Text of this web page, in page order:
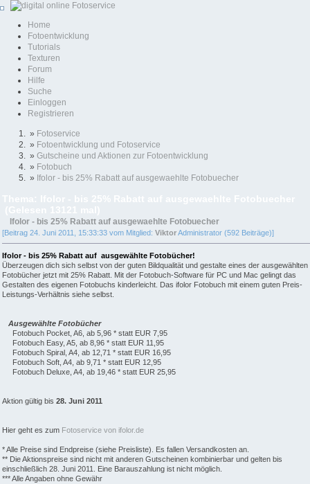
Home
Fotoentwicklung
Tutorials
Texturen
Forum
Hilfe
Suche
Einloggen
Registrieren
» Fotoservice
» Fotoentwicklung und Fotoservice
» Gutscheine und Aktionen zur Fotoentwicklung
» Fotobuch
» Ifolor - bis 25% Rabatt auf ausgewaehlte Fotobuecher
Ifolor - bis 25% Rabatt auf ausgewaehlte Fotobuecher
[Beitrag 24. Juni 2011, 15:33:33 vom Mitglied: ViktorAdministrator (592 Beiträge)]
Ifolor - bis 25% Rabatt auf ausgewählte Fotobücher!
Überzeugen dich sich selbst von der guten Bildqualität und gestalte eines der ausgewählten
Fotobücher jetzt mit 25% Rabatt. Mit der Fotobuch-Software für PC und Mac gelingt das
Gestalten des eigenen Fotobuchs kinderleicht. Das ifolor Fotobuch mit einem guten Preis-
Leistungs-Verhältnis siehe selbst.
Ausgewählte Fotobücher
Fotobuch Pocket, A6, ab 5,96 * statt EUR 7,95
Fotobuch Easy, A5, ab 8,96 * statt EUR 11,95
Fotobuch Spiral, A4, ab 12,71 * statt EUR 16,95
Fotobuch Soft, A4, ab 9,71 * statt EUR 12,95
Fotobuch Deluxe, A4, ab 19,46 * statt EUR 25,95
Aktion gültig bis 28. Juni 2011
Hier geht es zum Fotoservice von ifolor.de
* Alle Preise sind Endpreise (siehe Preisliste). Es fallen Versandkosten an.
** Die Aktionspreise sind nicht mit anderen Gutscheinen kombinierbar und gelten bis
einschließlich 28. Juni 2011. Eine Barauszahlung ist nicht möglich.
*** Alle Angaben ohne Gewähr